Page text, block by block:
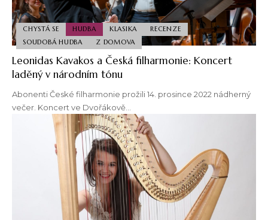
CHYSTÁ SE HUDBA KLASIKA
RECENZE
SOUDOBÁ HUDBA
Z DOMOVA
Leonidas Kavakos a Česká filharmonie: Koncert
laděný v národním tónu
Abonenti České filharmonie prožili 14. prosince 2022 nádherný
večer. Koncert ve Dvořákově…